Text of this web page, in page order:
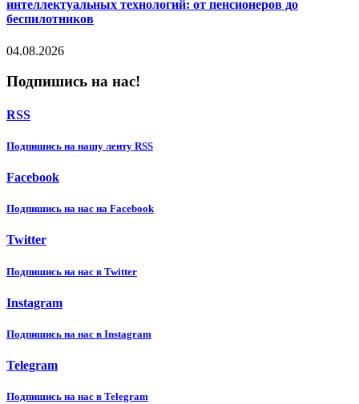
интеллектуальных технологий: от пенсионеров до
беспилотников
04.08.2026
Подпишись на нас!
RSS
Подпишиcь на нашу ленту RSS
Facebook
Подпишиcь на нас на Facebook
Twitter
Подпишиcь на нас в Twitter
Instagram
Подпишиcь на нас в Instagram
Telegram
Подпишиcь на нас в Telegram